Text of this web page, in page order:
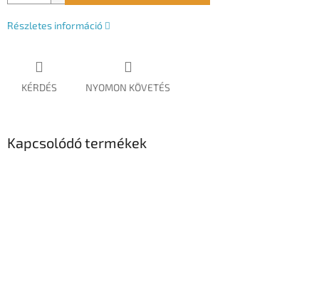
Részletes információ
KÉRDÉS NYOMON KÖVETÉS
Kapcsolódó termékek